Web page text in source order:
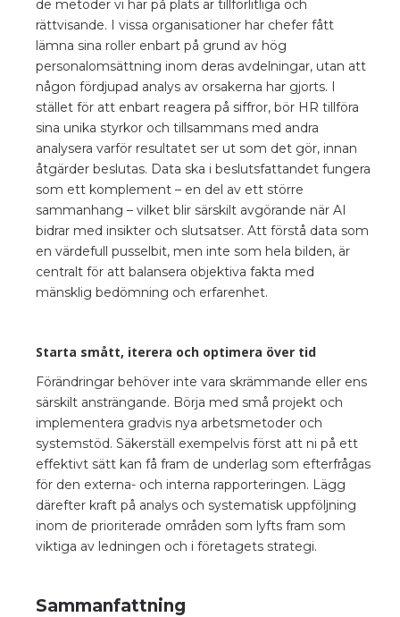
de metoder vi har på plats är tillförlitliga och
rättvisande. I vissa organisationer har chefer fått
lämna sina roller enbart på grund av hög
personalomsättning inom deras avdelningar, utan att
någon fördjupad analys av orsakerna har gjorts. I
stället för att enbart reagera på siffror, bör HR tillföra
sina unika styrkor och tillsammans med andra
analysera varför resultatet ser ut som det gör, innan
åtgärder beslutas. Data ska i beslutsfattandet fungera
som ett komplement – en del av ett större
sammanhang – vilket blir särskilt avgörande när AI
bidrar med insikter och slutsatser. Att förstå data som
en värdefull pusselbit, men inte som hela bilden, är
centralt för att balansera objektiva fakta med
mänsklig bedömning och erfarenhet.
Starta smått, iterera och optimera över tid
Förändringar behöver inte vara skrämmande eller ens
särskilt ansträngande. Börja med små projekt och
implementera gradvis nya arbetsmetoder och
systemstöd. Säkerställ exempelvis först att ni på ett
effektivt sätt kan få fram de underlag som efterfrågas
för den externa- och interna rapporteringen. Lägg
därefter kraft på analys och systematisk uppföljning
inom de prioriterade områden som lyfts fram som
viktiga av ledningen och i företagets strategi.
Sammanfattning